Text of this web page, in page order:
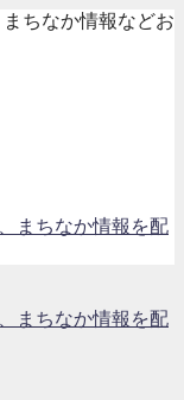
ちなか情報などお